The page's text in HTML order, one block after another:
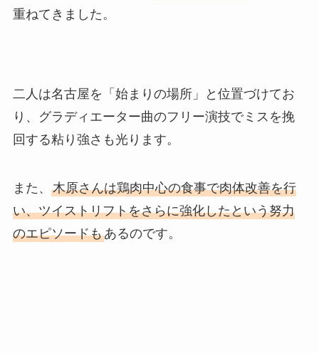
重ねてきました。
二人は名古屋を「始まりの場所」と位置づけてお
り、グラディエーター曲のフリー演技でミスを挽
回する粘り強さも光ります。
また、 木原さんは鶏肉中心の食事で肉体改善を行
い、ツイストリフトをさらに強化したという努力
のエピソードもあるのです。